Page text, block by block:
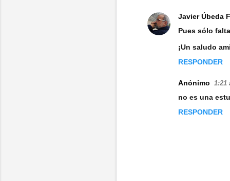
Javier Úbeda
Pues sólo
¡Un saludo
RESPONDER
Anónimo 1:21
no es una
RESPONDER